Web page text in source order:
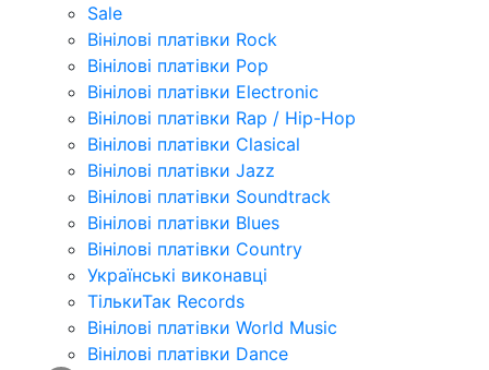
Sale
Вінілові платівки Rock
Вінілові платівки Pop
Вінілові платівки Electronic
Вінілові платівки Rap / Hip-Hop
Вінілові платівки Clasical
Вінілові платівки Jazz
Вінілові платівки Soundtrack
Вінілові платівки Blues
Вінілові платівки Country
Українські виконавці
ТількиТак Records
Вінілові платівки World Music
Вінілові платівки Dance